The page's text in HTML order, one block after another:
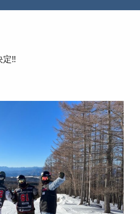
ザー紹介ご予約・お問い合わせ
定‼️